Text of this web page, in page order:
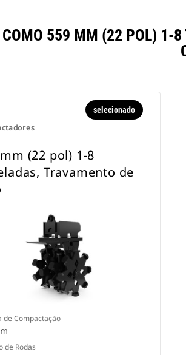
559 MM (22 POL) 1-8
selecionado
(22 pol) 1-8
Travamento de
de Compactação
de Rodas